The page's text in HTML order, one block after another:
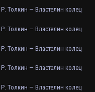
Толкин — Властелин колец
Толкин — Властелин колец
Толкин — Властелин колец
Толкин — Властелин колец
Толкин — Властелин колец